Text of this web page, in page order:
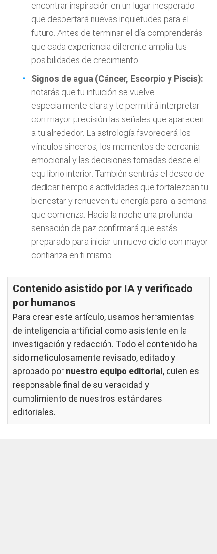
encontrar inspiración en un lugar inesperado
que despertará nuevas inquietudes para el
futuro. Antes de terminar el día comprenderás
que cada experiencia diferente amplía tus
posibilidades de crecimiento
Signos de agua (Cáncer, Escorpio y Piscis):
notarás que tu intuición se vuelve
especialmente clara y te permitirá interpretar
con mayor precisión las señales que aparecen
a tu alrededor. La astrología favorecerá los
vínculos sinceros, los momentos de cercanía
emocional y las decisiones tomadas desde el
equilibrio interior. También sentirás el deseo de
dedicar tiempo a actividades que fortalezcan tu
bienestar y renueven tu energía para la semana
que comienza. Hacia la noche una profunda
sensación de paz confirmará que estás
preparado para iniciar un nuevo ciclo con mayor
confianza en ti mismo
Contenido asistido por IA y verificado
por humanos
Para crear este artículo, usamos herramientas
de inteligencia artificial como asistente en la
investigación y redacción. Todo el contenido ha
sido meticulosamente revisado, editado y
aprobado por nuestro equipo editorial , quien es
responsable final de su veracidad y
cumplimiento de nuestros estándares
editoriales.